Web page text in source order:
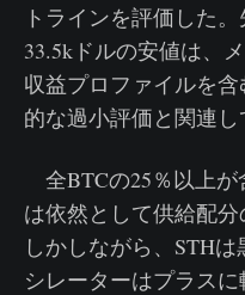
トラインを評価した
33.5kドルの安値は、
収益プロファイルを
的な過小評価と関連し
全BTCの25％以上
は依然として供給配分
しかしながら、STH
シレーターはプラス